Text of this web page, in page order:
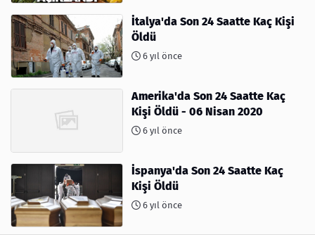
İtalya'da Son 24 Saatte Kaç Kişi
Öldü
6 yıl önce
Amerika'da Son 24 Saatte Kaç
Kişi Öldü - 06 Nisan 2020
6 yıl önce
İspanya'da Son 24 Saatte Kaç
Kişi Öldü
6 yıl önce